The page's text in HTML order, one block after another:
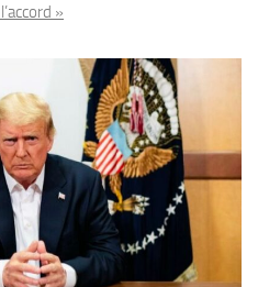
»